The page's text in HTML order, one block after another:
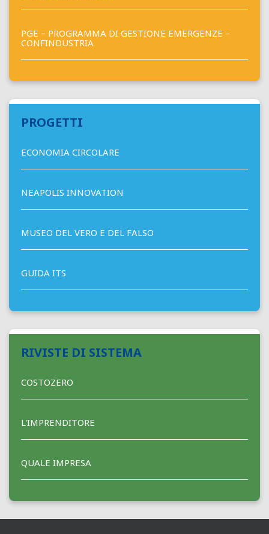
PGE – PROGRAMMA DI GESTIONE EMERGENZE –
CONFINDUSTRIA
PROGETTI
ECONOMIA CIRCOLARE
NEAPOLIS INNOVATION
MUSEO DEL VERO E DEL FALSO
GUIDA ITS
RIVISTE DI SISTEMA
COSTOZERO
L'IMPRENDITORE
QUALE IMPRESA